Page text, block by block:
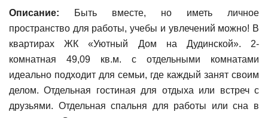
Описание: Быть вместе, но иметь личное
пространство для работы, учебы и увлечений можно! В
квартирах ЖК «Уютный Дом на Дудинской». 2-
комнатная 49,09 кв.м. с отдельными комнатами
идеально подходит для семьи, где каждый занят своим
делом. Отдельная гостиная для отдыха или встреч с
друзьями. Отдельная спальня для работы или сна в